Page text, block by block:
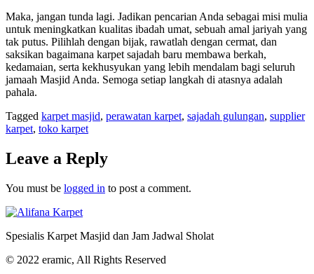
Maka, jangan tunda lagi. Jadikan pencarian Anda sebagai misi mulia
untuk meningkatkan kualitas ibadah umat, sebuah amal jariyah yang
tak putus. Pilihlah dengan bijak, rawatlah dengan cermat, dan
saksikan bagaimana karpet sajadah baru membawa berkah,
kedamaian, serta kekhusyukan yang lebih mendalam bagi seluruh
jamaah Masjid Anda. Semoga setiap langkah di atasnya adalah
pahala.
Tagged karpet masjid, perawatan karpet, sajadah gulungan, supplier
karpet, toko karpet
Leave a Reply
You must be logged in to post a comment.
Spesialis Karpet Masjid dan Jam Jadwal Sholat
© 2022 eramic, All Rights Reserved